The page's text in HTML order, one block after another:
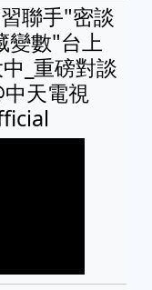
聯手"密談
變數"台上
_重磅對談
天電視